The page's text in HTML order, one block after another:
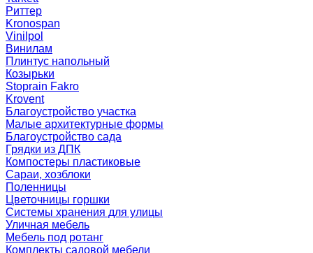
Риттер
Kronospan
Vinilpol
Винилам
Плинтус напольный
Козырьки
Stoprain Fakro
Krovent
Благоустройство участка
Малые архитектурные формы
Благоустройство сада
Грядки из ДПК
Компостеры пластиковые
Сараи, хозблоки
Поленницы
Цветочницы горшки
Системы хранения для улицы
Уличная мебель
Мебель под ротанг
Комплекты садовой мебели